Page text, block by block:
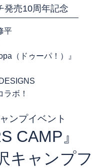
発売10周年記念
平
（ドゥーパ！）』
ラボ！
ンプイベント
CAMP』
キャンプフ